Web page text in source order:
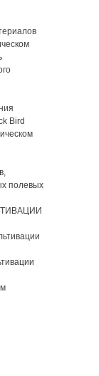
Bird
полевых